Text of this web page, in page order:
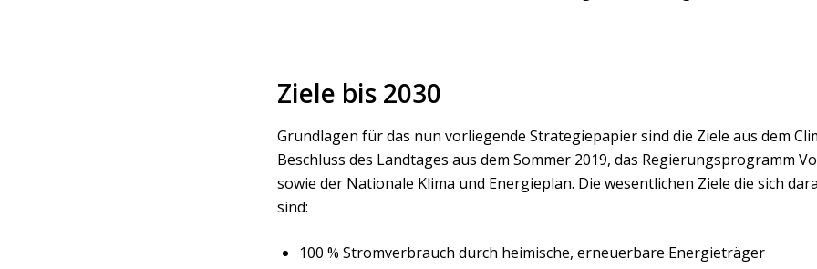
Ziele bis 2030
Grundlagen für das nun vorliegende Strategiepapier sind die Ziele aus dem
Beschluss des Landtages aus dem Sommer 2019, das Regierungsprogramm
sowie der Nationale Klima und Energieplan. Die wesentlichen Ziele die sich
sind:
100 % Stromverbrauch durch heimische, erneuerbare Energieträger